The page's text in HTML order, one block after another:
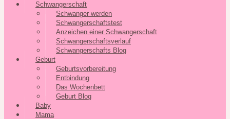
Schwangerschaft
Schwanger werden
Schwangerschaftstest
Anzeichen einer Schwangerschaft
Schwangerschaftsverlauf
Schwangerschafts Blog
Geburt
Geburtsvorbereitung
Entbindung
Das Wochenbett
Geburt Blog
Baby
Mama